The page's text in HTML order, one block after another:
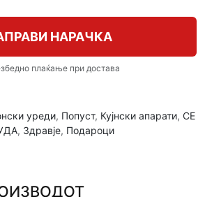
НАРАЧКА
плаќање при достава
уреди, Попуст, Кујнски апарати, СЕ
, Здравје, Подароци